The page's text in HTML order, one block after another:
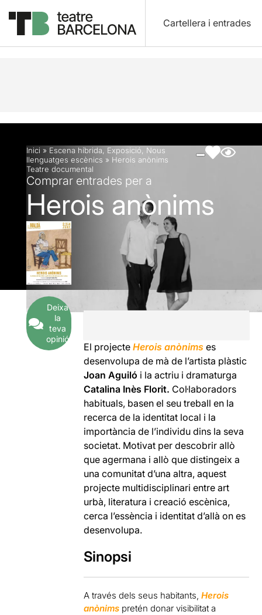
Cartellera i entrades
Descripció Fitxa artística Fotos i vídeos
Inici » Escena híbrida, Exposició
Nous
llenguatges escènics » Herois anònims
Teatre documental
Comprar entrades per a
Herois anònims
Deixa
la
teva
opinió
El projecteHerois anònims es
desenvolupa de mà de l’artista plàstic
Joan Aguiló i la actriu i dramaturga
Catalina Inès Florit. Col·laboradors
habituals, basen el seu treball en la
recerca de la identitat local i la
importància de l’individu dins la seva
societat. Motivat per descobrir allò
que agermana i allò que distingeix a
una comunitat d’una altra, aquest
projecte multidisciplinari entre art
urbà, literatura i creació escènica,
cerca l’essència i identitat d’allà on es
desenvolupa.
Sinopsi
A través dels seus habitants,Herois
anònims pretén donar visibilitat a